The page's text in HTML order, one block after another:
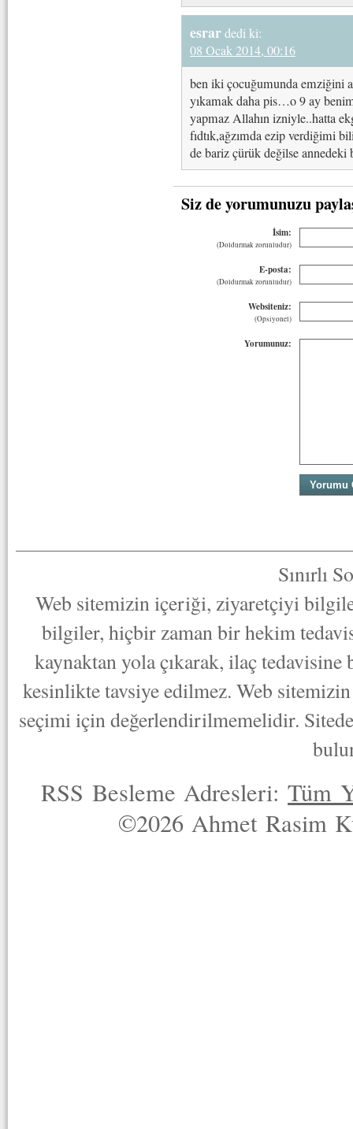
esrardedi ki:
08 Ocak 2014, 00:16
ben iki çocuğumunda emziğini
yıkamak daha pis…o 9 ay
yapmaz Allahın izniyle..hatta
fıdtık,ağzımda ezip verdiğimi
de bariz çürük değilse
Siz de yorumunuzu
İsim:
(Doldurmak zorunludur)
E-posta:
(Doldurmak zorunludur)
Websiteniz:
(Opsiyonel)
Yorumunuz:
Sınırlı
Web sitemizin içeriği, ziyaretçiyi
bilgiler, hiçbir zaman bir hekim
kaynaktan yola çıkarak, ilaç
kesinlikte tavsiye edilmez. Web
seçimi için değerlendirilmemelidir.
RSS Besleme Adresleri:Tüm
©2026 Ahmet Rasim